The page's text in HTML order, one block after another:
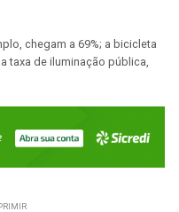
chegam a 69%; a bicicleta
taxa de iluminação pública,